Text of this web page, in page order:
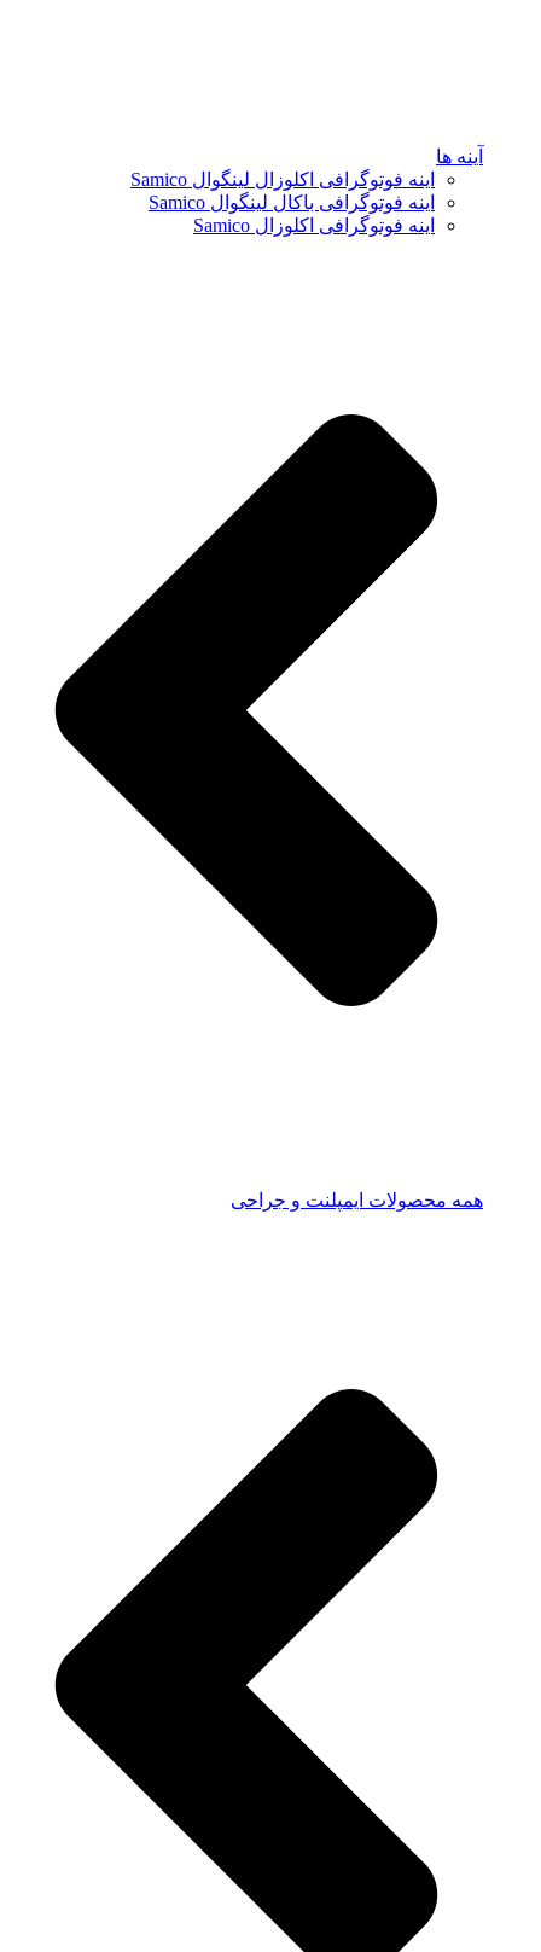
آینه ها
اینه فوتوگرافی اکلوزال لینگوال Samico
اینه فوتوگرافی باکال لینگوال Samico
اینه فوتوگرافی اکلوزال Samico
همه محصولات ایمپلنت و جراحی